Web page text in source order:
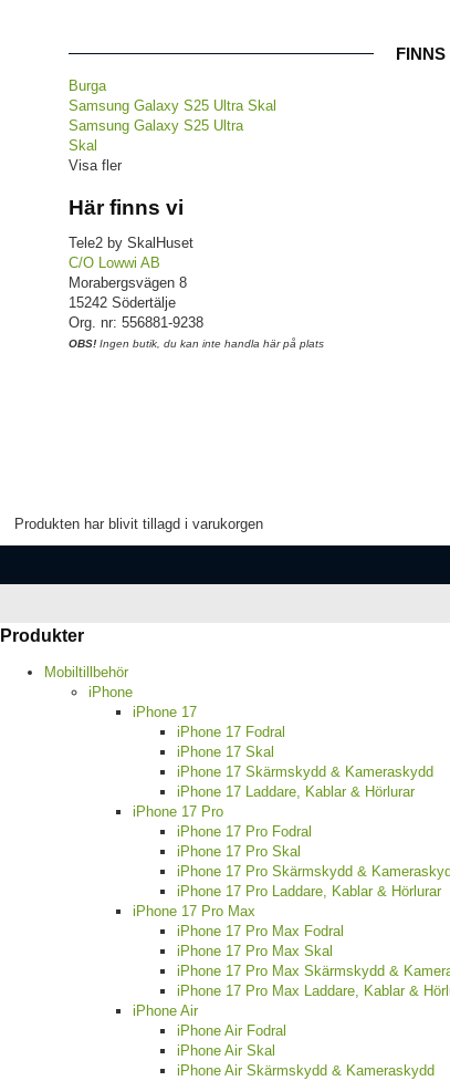
FINNS
Burga
Samsung Galaxy S25 Ultra Skal
Samsung Galaxy S25 Ultra
Skal
Visa fler
Här finns vi
Tele2 by SkalHuset
C/O Lowwi AB
Morabergsvägen 8
15242 Södertälje
Org. nr: 556881-9238
OBS! Ingen butik, du kan inte handla här på plats
Produkten har blivit tillagd i varukorgen
Produkter
Mobiltillbehör
iPhone
iPhone 17
iPhone 17 Fodral
iPhone 17 Skal
iPhone 17 Skärmskydd & Kameraskydd
iPhone 17 Laddare, Kablar & Hörlurar
iPhone 17 Pro
iPhone 17 Pro Fodral
iPhone 17 Pro Skal
iPhone 17 Pro Skärmskydd &
iPhone 17 Pro Laddare, Kablar & Hörlurar
iPhone 17 Pro Max
iPhone 17 Pro Max Fodral
iPhone 17 Pro Max Skal
iPhone 17 Pro Max Skärmskydd &
iPhone 17 Pro Max Laddare, Kablar &
iPhone Air
iPhone Air Fodral
iPhone Air Skal
iPhone Air Skärmskydd & Kameraskydd